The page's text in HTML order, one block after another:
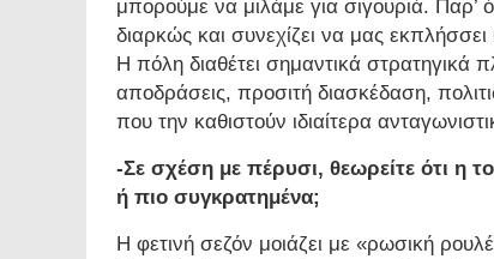
μπορούμε να μιλάμε για σιγουριά. Παρ’
διαρκώς και συνεχίζει να μας εκπλήσσει
Η πόλη διαθέτει σημαντικά στρατηγικά
αποδράσεις, προσιτή διασκέδαση,
που την καθιστούν ιδιαίτερα
-Σε σχέση με πέρυσι, θεωρείτε ότι η
ή πιο συγκρατημένα;
Η φετινή σεζόν μοιάζει με «ρωσική